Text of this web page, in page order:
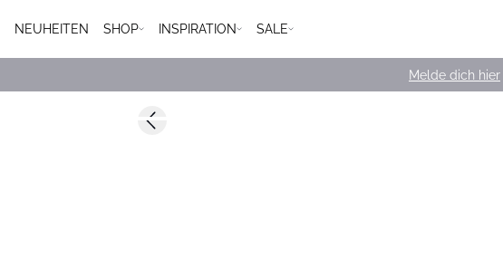
NEUHEITEN SHOP INSPIRATION SALE
Melde dich hier
-50%Previous slide